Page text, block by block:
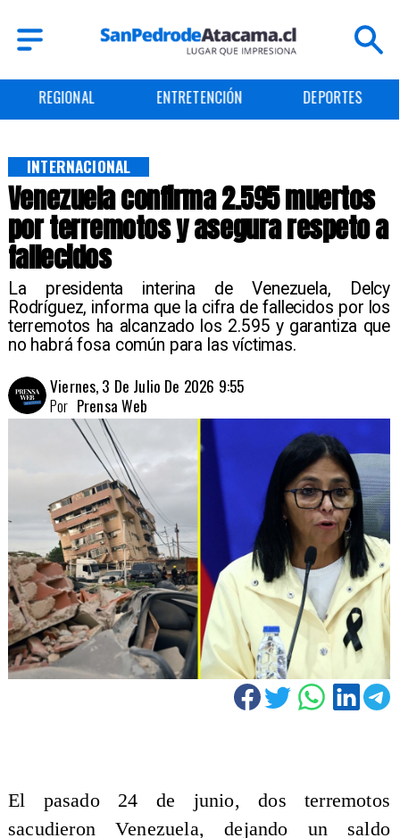
ENTRETENCIÓN DEPORTES CULTURA
Venezuela confirma 2.595 muertos
por terremotos y asegura respeto a
fallecidos
La presidenta interina de Venezuela, Delcy
Rodríguez, informa que la cifra de fallecidos por los
terremotos ha alcanzado los 2.595 y garantiza que
no habrá fosa común para las víctimas.
INTERNACIONAL
Viernes, 3 De Julio De 2026 9:55
Prensa Web
Por
El pasado 24 de junio, dos terremotos
sacudieron Venezuela, dejando un saldo